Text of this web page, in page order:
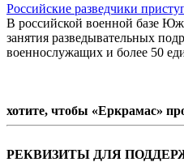
Российские разведчики
В российской военной базе
занятия разведывательных
военнослужащих и более 50
хотите, чтобы «Еркрамас»
РЕКВИЗИТЫ ДЛЯ